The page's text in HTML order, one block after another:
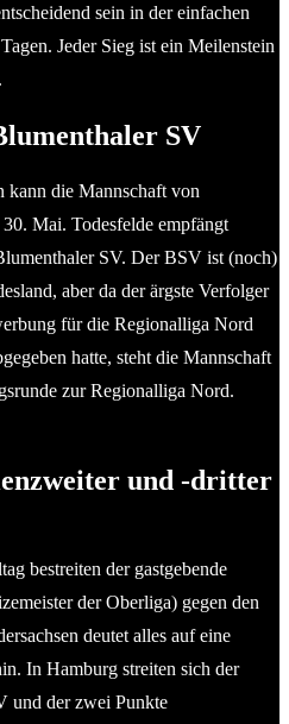
sein in der einfachen
Jeder Sieg ist ein Meilenstein
SV
kann die Mannschaft von
Mai. Todesfelde empfängt
SV. Der BSV ist (noch)
aber da der ärgste Verfolger
für die Regionalliga Nord
hatte, steht die Mannschaft
zur Regionalliga Nord.
und -dritter
bestreiten der gastgebende
der Oberliga) gegen den
deutet alles auf eine
In Hamburg streiten sich der
und der zwei Punkte